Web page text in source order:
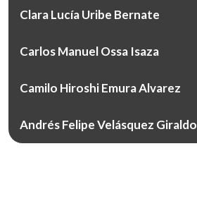
Clara Lucía Uribe Bernate
Carlos Manuel Ossa Isaza
Camilo Hiroshi Emura Alvarez
Andrés Felipe Velásquez Giraldo